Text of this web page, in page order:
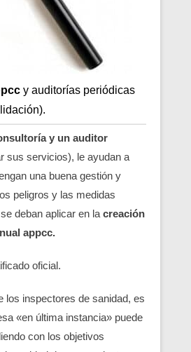
y auditorías periódicas
y un auditor
sus servicios), le ayudan a
una buena gestión y
peligros y las medidas
deban aplicar en la creación
appcc.
oficial.
los inspectores de sanidad, es
«en última instancia» puede
con los objetivos